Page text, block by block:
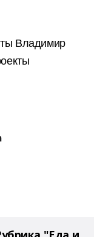
Владимир